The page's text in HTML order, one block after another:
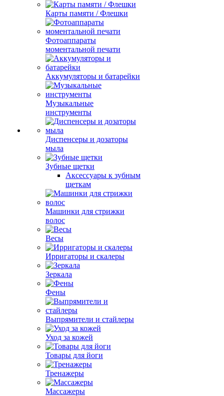
Карты памяти / Флешки
Фотоаппараты
моментальной печати
Аккумуляторы и батарейки
Музыкальные
инструменты
Диспенсеры и дозаторы
мыла
Зубные щетки
Аксессуары к зубным
щеткам
Машинки для стрижки
волос
Весы
Ирригаторы и скалеры
Зеркала
Фены
Выпрямители и стайлеры
Уход за кожей
Товары для йоги
Тренажеры
Массажеры